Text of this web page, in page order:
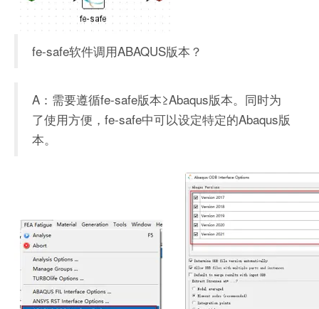
fe-safe软件调用ABAQUS版本？
A：需要遵循fe-safe版本≥Abaqus版本。同时为
了使用方便，fe-safe中可以设定特定的Abaqus版
本。